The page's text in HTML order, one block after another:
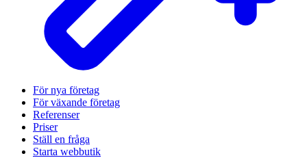
För nya företag
För växande företag
Referenser
Priser
Ställ en fråga
Starta webbutik